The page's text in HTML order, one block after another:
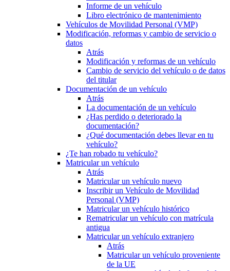
Informe de un vehículo
Libro electrónico de mantenimiento
Vehículos de Movilidad Personal (VMP)
Modificación, reformas y cambio de servicio o
datos
Atrás
Modificación y reformas de un vehículo
Cambio de servicio del vehículo o de datos
del titular
Documentación de un vehículo
Atrás
La documentación de un vehículo
¿Has perdido o deteriorado la
documentación?
¿Qué documentación debes llevar en tu
vehículo?
¿Te han robado tu vehículo?
Matricular un vehículo
Atrás
Matricular un vehículo nuevo
Inscribir un Vehículo de Movilidad
Personal (VMP)
Matricular un vehículo histórico
Rematricular un vehículo con matrícula
antigua
Matricular un vehículo extranjero
Atrás
Matricular un vehículo proveniente
de la UE